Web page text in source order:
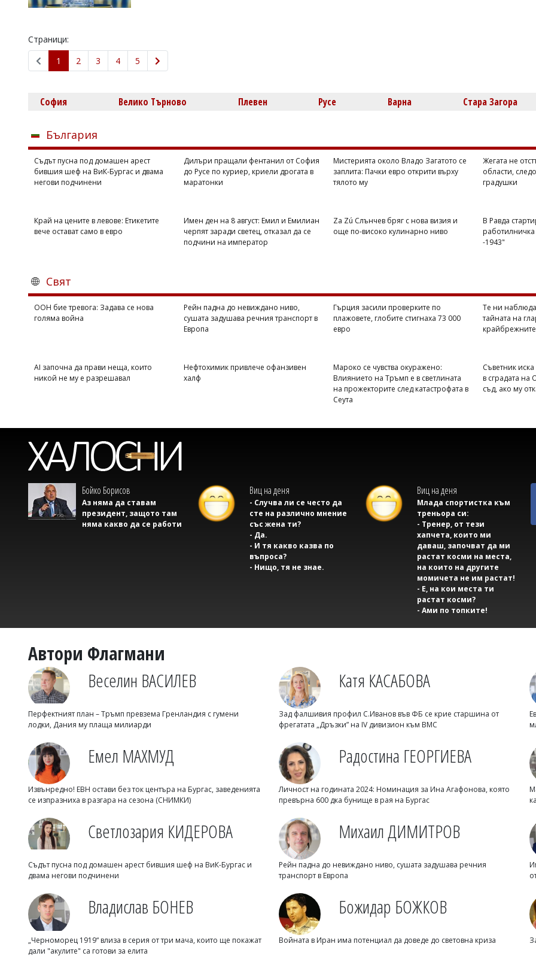
Страници:
1
2 3 4 5
София Велико Търново Плевен Русе Варна Стара Загора
България
Съдът пусна под домашен арест
бившия шеф на ВиК-Бургас и двама
негови подчинени
Дилъри пращали фентанил от София
до Русе по куриер, криели дрогата в
маратонки
Мистерията около Владо Загатото се
заплита: Пачки евро открити върху
тялото му
Жегата не
области,
градушки
Край на цените в левове: Етикетите
вече остават само в евро
Имен ден на 8 август: Емил и Емилиан
черпят заради светец, отказал да се
подчини на император
Za Zú Слънчев бряг с нова визия и
още по-високо кулинарно ниво
В Равда
-1943"
Свят
ООН бие тревога: Задава се нова
голяма война
Рейн падна до невиждано ниво,
сушата задушава речния транспорт в
Европа
Гърция засили проверките по
плажовете, глобите стигнаха 73 000
евро
Те ни
тайната на
AI започна да прави неща, които
никой не му е разрешавал
Нефтохимик привлече офанзивен
халф
Мароко се чувства окуражено:
Влиянието на Тръмп е в светлината
на прожекторите след катастрофата в
Сеута
Съветник
в сградата
съд, ако му
Бойко Борисов
Аз няма да ставам
президент, защото там
няма какво да се работи
Виц на деня
- Случва ли се често да
сте на различно мнение
със жена ти?
- Да.
- И тя какво казва по
въпроса?
- Нищо, тя не знае.
Виц на деня
Млада спортистка към
треньора си:
- Тренер, от тези
хапчета, които ми
даваш, започват да ми
растат косми на места,
на които на другите
момичета не им растат!
- Е, на кои места ти
растат косми?
- Ами по топките!
Автори Флагмани
Веселин ВАСИЛЕВ
Перфектният план – Тръмп превзема Гренландия с гумени
лодки, Дания му плаща милиарди
Катя КАСАБОВА
Зад фалшивия профил С.Иванов във ФБ се крие старшина от
фрегатата „Дръзки” на IV дивизион към ВМС
Емел МАХМУД
Извънредно! ЕВН остави без ток центъра на Бургас, заведенията
се изпразниха в разгара на сезона (СНИМКИ)
Радостина ГЕОРГИЕВА
Личност на годината 2024: Номинация за Ина Агафонова, която
превърна 600 дка бунище в рая на Бургас
Светлозария КИДЕРОВА
Съдът пусна под домашен арест бившия шеф на ВиК-Бургас и
двама негови подчинени
Михаил ДИМИТРОВ
Рейн падна до невиждано ниво, сушата задушава речния
транспорт в Европа
Владислав БОНЕВ
„Черноморец 1919“ влиза в серия от три мача, които ще покажат
дали "акулите" са готови за елита
Божидар БОЖКОВ
Войната в Иран има потенциал да доведе до световна криза